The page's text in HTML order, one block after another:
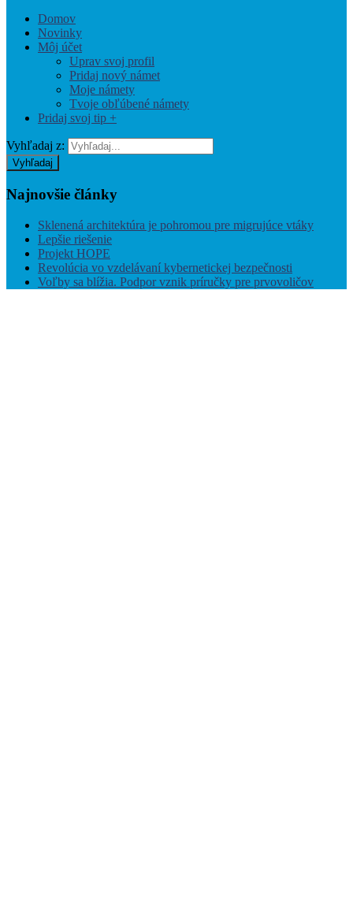
Domov
Novinky
Môj účet
Uprav svoj profil
Pridaj nový námet
Moje námety
Tvoje obľúbené námety
Pridaj svoj tip +
Vyhľadaj z:
Vyhľadaj
Najnovšie články
Sklenená architektúra je pohromou pre migrujúce vtáky
Lepšie riešenie
Projekt HOPE
Revolúcia vo vzdelávaní kybernetickej bezpečnosti
Voľby sa blížia. Podpor vznik príručky pre prvovoličov